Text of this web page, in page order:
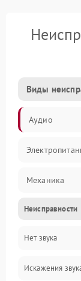
Виды
Аудио
Механика
Управление
Корпус/
Электронные
Неисправности
Нет звука
Искажения